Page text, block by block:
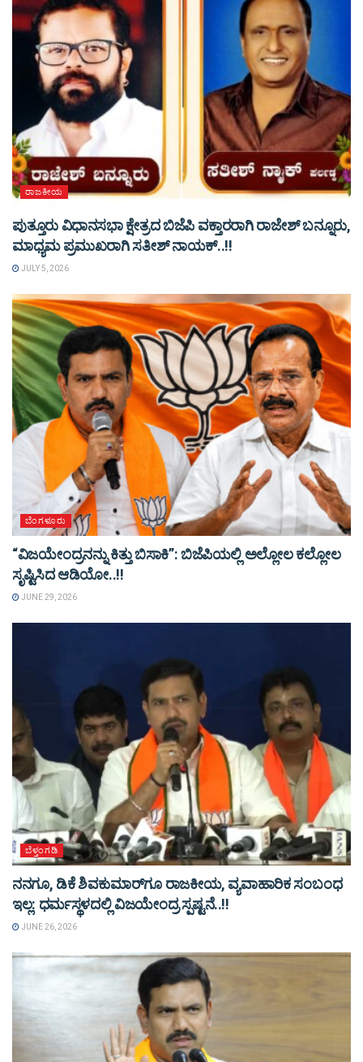
ರಾಜಕೀಯ
ಪುತ್ತೂರು ವಿಧಾನಸಭಾ ಕ್ಷೇತ್ರದ ಬಿಜೆಪಿ ವಕ್ತಾರರಾಗಿ ರಾಜೇಶ್ ಬನ್ನೂರು,
ಮಾಧ್ಯಮ ಪ್ರಮುಖರಾಗಿ ಸತೀಶ್ ನಾಯಕ್..!!
JULY 5, 2026
ಬೆಂಗಳೂರು
“ವಿಜಯೇಂದ್ರನನ್ನು ಕಿತ್ತು ಬಿಸಾಕಿ”: ಬಿಜೆಪಿಯಲ್ಲಿ ಅಲ್ಲೋಲ ಕಲ್ಲೋಲ
ಸೃಷ್ಟಿಸಿದ ಆಡಿಯೋ..!!
JUNE 29, 2026
ಬೆಳ್ತಂಗಡಿ
ನನಗೂ, ಡಿಕೆ ಶಿವಕುಮಾರ್​ಗೂ ರಾಜಕೀಯ, ವ್ಯವಾಹಾರಿಕ ಸಂಬಂಧ
ಇಲ್ಲ: ಧರ್ಮಸ್ಥಳದಲ್ಲಿ ವಿಜಯೇಂದ್ರ ಸ್ಪಷ್ಟನೆ..!!
JUNE 26, 2026